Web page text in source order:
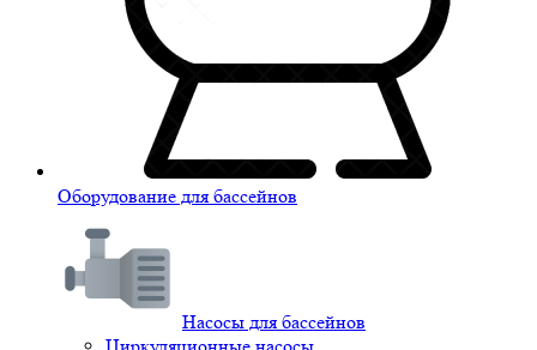
Оборудование для бассейнов
Насосы для бассейнов